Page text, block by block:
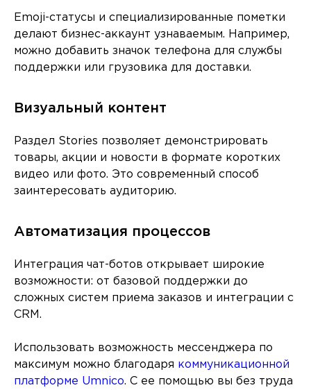
Emoji-статусы и специализированные пометки
делают бизнес-аккаунт узнаваемым. Например,
можно добавить значок телефона для службы
поддержки или грузовика для доставки.
Визуальный контент
Раздел Stories позволяет демонстрировать
товары, акции и новости в формате коротких
видео или фото. Это современный способ
заинтересовать аудиторию.
Автоматизация процессов
Интеграция чат-ботов открывает широкие
возможности: от базовой поддержки до
сложных систем приема заказов и интеграции с
CRM.
Использовать возможность мессенджера по
максимум можно благодаря коммуникационной
платформе Umnicо. С ее помощью вы без труда